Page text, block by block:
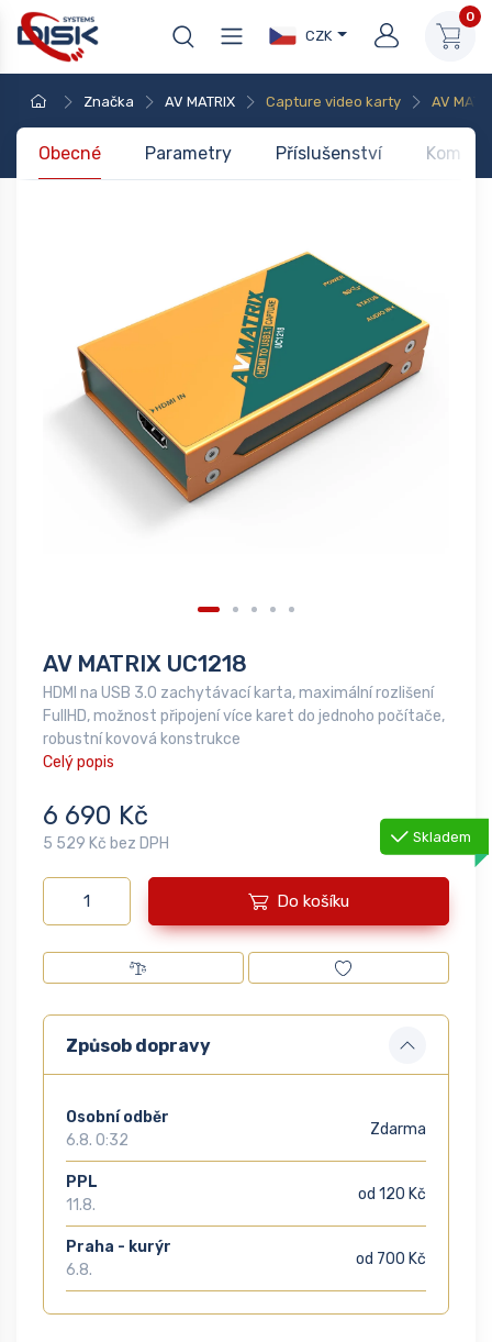
CZK
0
Značka AV MATRIX Capture video karty AV
Obecné Parametry Příslušenství
AV MATRIX UC1218
HDMI na USB 3.0 zachytávací karta, maximální rozlišení
FullHD, možnost připojení více karet do jednoho počítače,
robustní kovová konstrukce
Celý popis
6 690 Kč
5 529 Kč bez DPH Skladem
Do košíku
Způsob dopravy
Osobní odběr
6.8. 0:32
Zdarma
PPL
11.8.
od 120 Kč
Praha - kurýr
6.8.
od 700 Kč